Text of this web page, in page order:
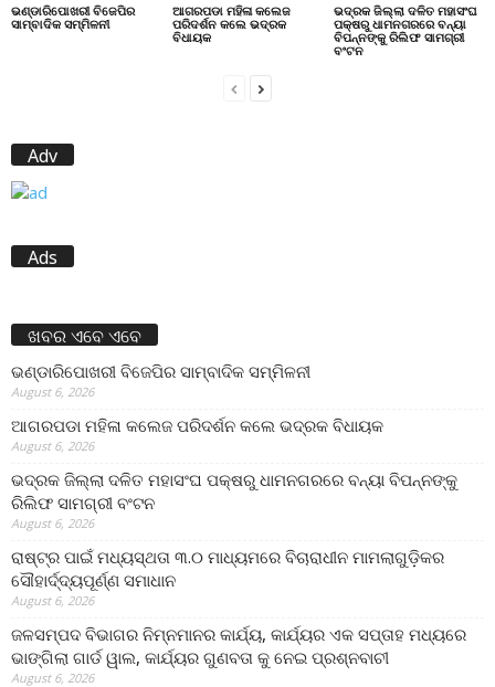
ଭଣ୍ଡାରିପୋଖରୀ ବିଜେପିର
ସାମ୍ବାଦିକ ସମ୍ମିଳନୀ
ଆଗରପଡା ମହିଳା କଲେଜ
ପରିଦର୍ଶନ କଲେ ଭଦ୍ରକ
ବିଧାୟକ
ଭଦ୍ରକ ଜିଲ୍ଲା ଦଳିତ ମହାସଂଘ
ପକ୍ଷରୁ ଧାମନଗରରେ ବନ୍ୟା
ବିପନ୍ନଙ୍କୁ ରିଲିଫ ସାମଗ୍ରୀ
ବଂଟନ
Adv
Ads
ଖବର ଏବେ ଏବେ
ଭଣ୍ଡାରିପୋଖରୀ ବିଜେପିର ସାମ୍ବାଦିକ ସମ୍ମିଳନୀ
August 6, 2026
ଆଗରପଡା ମହିଳା କଲେଜ ପରିଦର୍ଶନ କଲେ ଭଦ୍ରକ ବିଧାୟକ
August 6, 2026
ଭଦ୍ରକ ଜିଲ୍ଲା ଦଳିତ ମହାସଂଘ ପକ୍ଷରୁ ଧାମନଗରରେ ବନ୍ୟା ବିପନ୍ନଙ୍କୁ
ରିଲିଫ ସାମଗ୍ରୀ ବଂଟନ
August 6, 2026
ରାଷ୍ଟ୍ର ପାଇଁ ମଧ୍ୟସ୍ଥତା ୩.୦ ମାଧ୍ୟମରେ ବିଚାରାଧୀନ ମାମଲାଗୁଡ଼ିକର
ସୌହାର୍ଦ୍ଦ୍ୟପୂର୍ଣ୍ଣ ସମାଧାନ
August 6, 2026
ଜଳସମ୍ପଦ ବିଭାଗର ନିମ୍ନମାନର କାର୍ଯ୍ୟ, କାର୍ଯ୍ୟର ଏକ ସପ୍ତାହ ମଧ୍ୟରେ
ଭାଙ୍ଗିଲା ଗାର୍ଡ ୱାଲ, କାର୍ଯ୍ୟର ଗୁଣବତା କୁ ନେଇ ପ୍ରଶ୍ନବାଚୀ
August 6, 2026